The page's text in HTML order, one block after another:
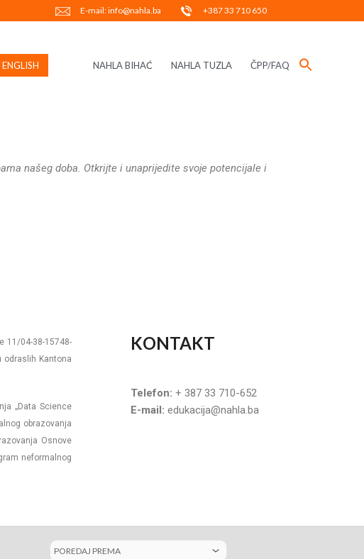
E-mail: info@nahla.ba +387 33 710 650
ENGLISH NAHLA BIHAĆ NAHLA TUZLA ČPP/FAQ
našeg doba. Otkrijte i unaprijedite svoje potencijale i
11/04-38-15748-
Kantona
„Data Science
obrazovanja
Osnove
neformalnog
KONTAKT
Telefon: + 387 33 710-652
E-mail: edukacija@nahla.ba